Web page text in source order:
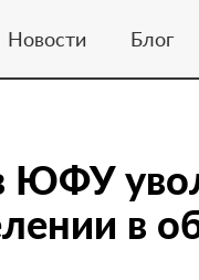
Новости Блог
ЮФУ
в